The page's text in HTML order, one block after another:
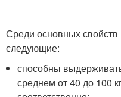
Среди основных
следующие:
способны
среднем от 40 до 100